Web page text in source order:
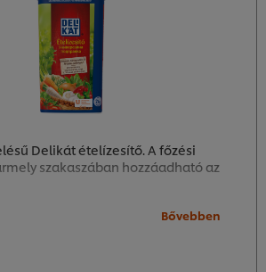
Delikát ételízesítő. A főzési
szakaszában hozzáadható az
Bővebben